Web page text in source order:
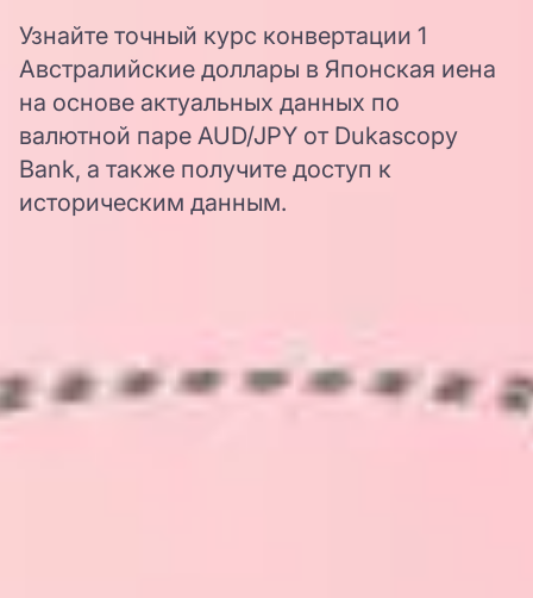
Узнайте точный курс конвертации 1
Австралийские доллары в Японская иена
на основе актуальных данных по
валютной паре AUD/JPY от Dukascopy
Bank, а также получите доступ к
историческим данным.